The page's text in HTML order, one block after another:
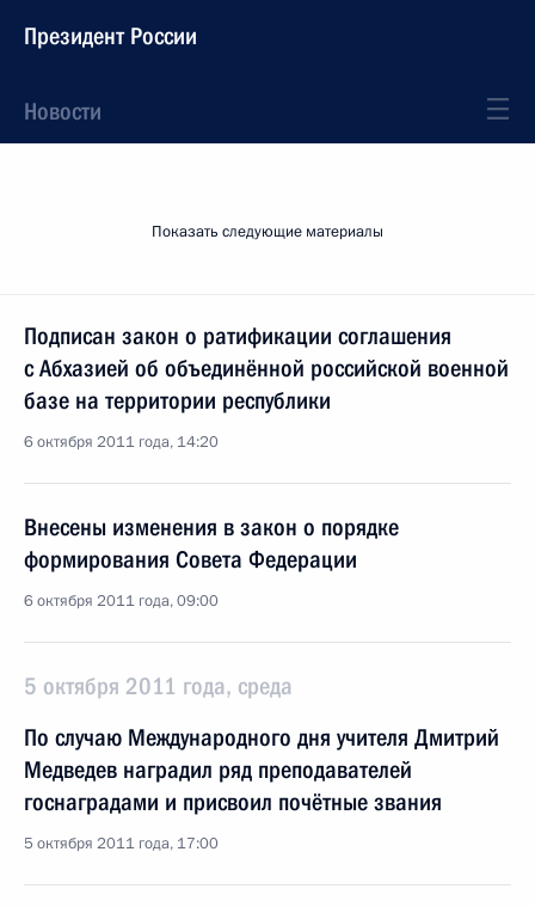
Президент России
Новости
Показать следующие материалы
Подписан закон о ратификации соглашения
с Абхазией об объединённой российской военной
базе на территории республики
6 октября 2011 года, 14:20
Внесены изменения в закон о порядке
формирования Совета Федерации
6 октября 2011 года, 09:00
5 октября 2011 года, среда
По случаю Международного дня учителя Дмитрий
Медведев наградил ряд преподавателей
госнаградами и присвоил почётные звания
5 октября 2011 года, 17:00